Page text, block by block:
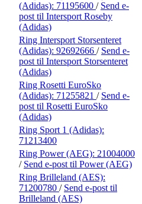
(Adidas): 71195600 / Send e-
post til Intersport Roseby
(Adidas)
Ring Intersport Storsenteret
(Adidas): 92692666 / Send e-
post til Intersport Storsenteret
(Adidas)
Ring Rosetti EuroSko
(Adidas): 71255821 / Send e-
post til Rosetti EuroSko
(Adidas)
Ring Sport 1 (Adidas):
71213400
Ring Power (AEG): 21004000
/ Send e-post til Power (AEG)
Ring Brilleland (AES):
71200780 / Send e-post til
Brilleland (AES)